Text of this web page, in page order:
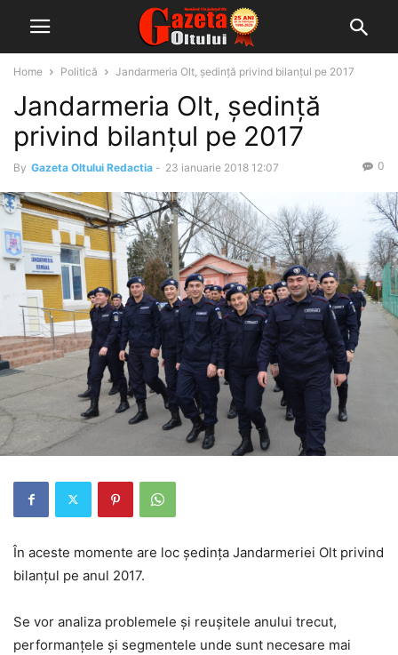
Home Politică Jandarmeria Olt, ședință privind bilanțul pe 2017
Jandarmeria Olt, ședință
privind bilanțul pe 2017
By Gazeta Oltului Redactia - 23 ianuarie 2018 12:07 0
În aceste momente are loc ședința Jandarmeriei Olt privind
bilanțul pe anul 2017.
Se vor analiza problemele și reușitele anului trecut,
performanțele și segmentele unde sunt necesare mai